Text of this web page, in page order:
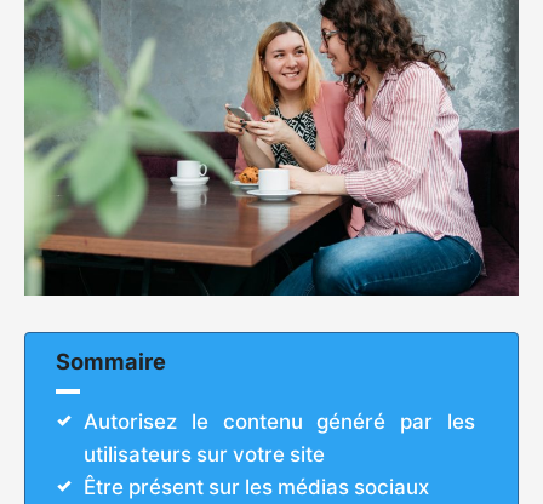
Sommaire
Autorisez le contenu généré par les
utilisateurs sur votre site
Être présent sur les médias sociaux